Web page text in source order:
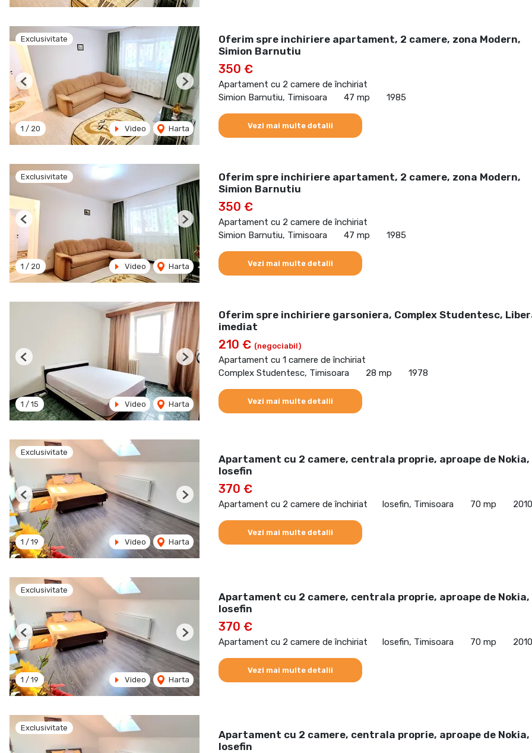
Exclusivitate
1 / 20 Video Harta
Previous Next
Oferim spre inchiriere apartament, 2 camere, zona Modern,
Simion Barnutiu
350 €
Apartament cu 2 camere de închiriat
Simion Barnutiu, Timisoara
47 mp 1985
Vezi mai multe detalii
Exclusivitate
1 / 20 Video Harta
Previous Next
Oferim spre inchiriere apartament, 2 camere, zona Modern,
Simion Barnutiu
350 €
Apartament cu 2 camere de închiriat
Simion Barnutiu, Timisoara
47 mp 1985
Vezi mai multe detalii
1 / 15 Video Harta
Previous Next
Oferim spre inchiriere garsoniera, Complex Studentesc,
imediat
210 € (negociabil)
Apartament cu 1 camere de închiriat
Complex Studentesc, Timisoara
28 mp 1978
Vezi mai multe detalii
Exclusivitate
1 / 19 Video Harta
Previous Next
Apartament cu 2 camere, centrala proprie, aproape de Nokia,
Iosefin
370 €
Apartament cu 2 camere de închiriat Iosefin, Timisoara 70 mp 2010
Vezi mai multe detalii
Exclusivitate
1 / 19 Video Harta
Previous Next
Apartament cu 2 camere, centrala proprie, aproape de Nokia,
Iosefin
370 €
Apartament cu 2 camere de închiriat Iosefin, Timisoara 70 mp 2010
Vezi mai multe detalii
Exclusivitate
Apartament cu 2 camere, centrala proprie, aproape de Nokia,
Iosefin